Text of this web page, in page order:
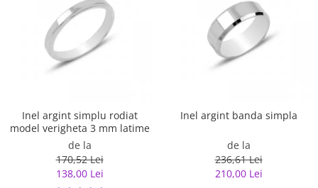
Inel argint simplu rodiat
model verigheta 3 mm latime
de la
170,52 Lei
138,00 Lei
Inel argint banda simpla
de la
236,61 Lei
210,00 Lei